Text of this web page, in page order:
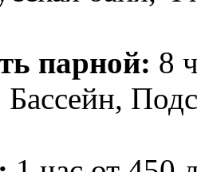
парной: 8
Бассейн,